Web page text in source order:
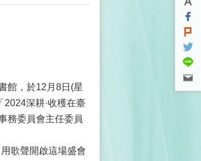
館，於12月8日(星
深耕·收穫在臺
務委員會主任委員
歌聲開啟這場盛會